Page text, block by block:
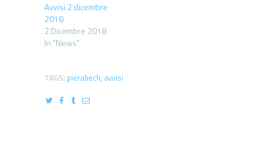
Avvisi 2 dicembre
2018
2 Dicembre 2018
In "News"
TAGS: pierabech, avvisi